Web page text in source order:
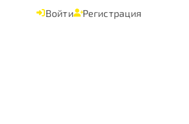
Войти Регистрация